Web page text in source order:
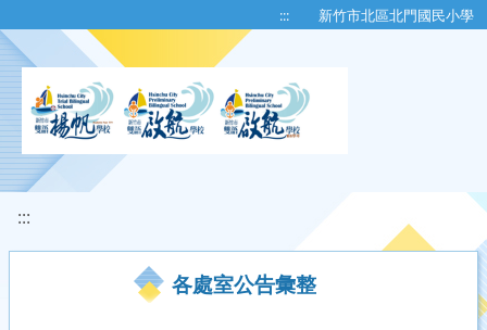
::: 新竹市北區北門國民小學
:::
各處室公告彙整